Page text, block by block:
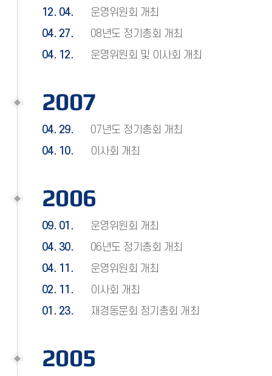
12. 04.
운영위원회 개최
04. 27.
08년도 정기총회 개최
04. 12.
운영위원회 및 이사회 개최
2007
04. 29.
07년도 정기총회 개최
04. 10.
이사회 개최
2006
09. 01.
운영위원회 개최
04. 30.
06년도 정기총회 개최
04. 11.
운영위원회 개최
02. 11.
이사회 개최
01. 23.
재경동문회 정기총회 개최
2005